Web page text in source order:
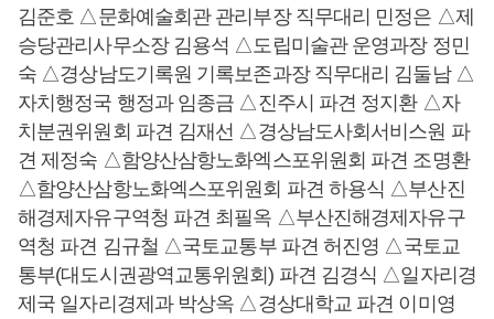
김준호 △문화예술회관 관리부장 직무대리 민정은 △제
승당관리사무소장 김용석 △도립미술관 운영과장 정민
숙 △경상남도기록원 기록보존과장 직무대리 김둘남 △
자치행정국 행정과 임종금 △진주시 파견 정지환 △자
치분권위원회 파견 김재선 △경상남도사회서비스원 파
견 제정숙 △함양산삼항노화엑스포위원회 파견 조명환
△함양산삼항노화엑스포위원회 파견 하용식 △부산진
해경제자유구역청 파견 최필옥 △부산진해경제자유구
역청 파견 김규철 △국토교통부 파견 허진영 △국토교
통부(대도시권광역교통위원회) 파견 김경식 △일자리경
제국 일자리경제과 박상옥 △경상대학교 파견 이미영